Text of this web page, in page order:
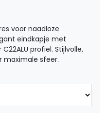
voor naadloze
eindkapje met
profiel. Stijlvolle,
maximale sfeer.